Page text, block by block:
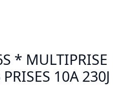
* MULTIPRISE
10A 230J